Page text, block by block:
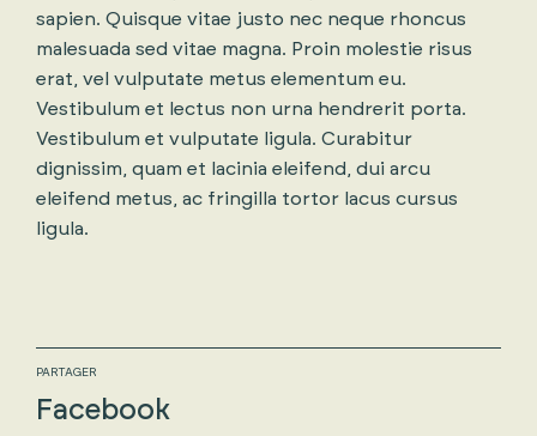
sapien. Quisque vitae justo nec neque rhoncus
malesuada sed vitae magna. Proin molestie risus
erat, vel vulputate metus elementum eu.
Vestibulum et lectus non urna hendrerit porta.
Vestibulum et vulputate ligula. Curabitur
dignissim, quam et lacinia eleifend, dui arcu
eleifend metus, ac fringilla tortor lacus cursus
ligula.
PARTAGER
Facebook